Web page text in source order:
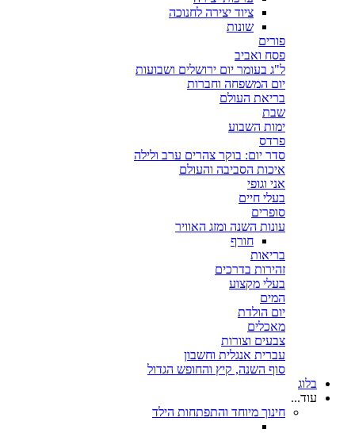
ציוד יצירה לחנוכה
שונות
פורים
פסח ואביב
ל"ג בעומר יום ירושלים ושבועות
יום המשפחה וחברות
בריאת העולם
שבת
ימות השבוע
פרדס
סדר יום: בוקר צהרים ערב ולילה
איכות הסביבה והעולם
אני וגופי
בעלי חיים
סופרים
עונות השנה ומזג האוויר
חורף
בריאות
זהירות בדרכים
בעלי מקצוע
המים
יום הולדת
מאכלים
צבעים וצורות
עברית אנגלית וחשבון
סוף השנה, קיץ והחופש הגדול
בלוג
עוד...
חינוך מיוחד והתפתחות הילד